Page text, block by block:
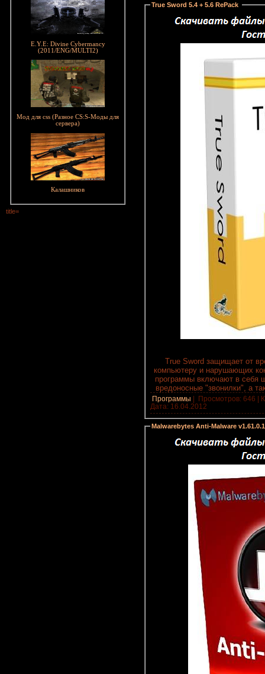
E.Y.E: Divine Cybermancy
(2011/ENG/MULTI2)
Мод для css (Разное CS:S-Моды для
сервера)
Калашников
title=
True Sword 5.4 + 5.6 RePack
True Sword защищает от
компьютеру и нарушающих
программы включают в себя
вредоносные "звонилки", а
Программы
Просмотров: 646 |
Дата: 16.04.2012
Malwarebytes Anti-Malware